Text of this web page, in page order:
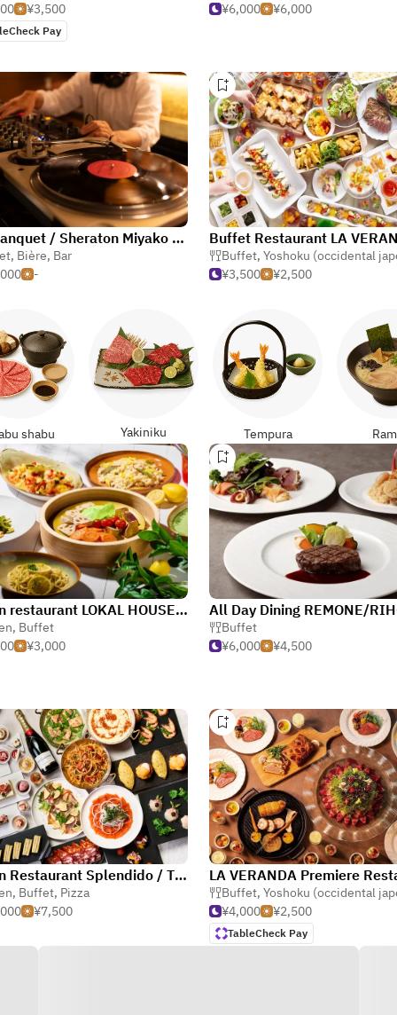
¥3,500
Pay
¥6,000
¥6,000
Sky Banquet / Sheraton Miyako Hotel Osaka
, Bière, Bar
-
Buffet Restaurant LA
Buffet, Yoshoku (occidental
¥3,500
¥2,500
shabu Yakiniku Tempura
Italian restaurant LOKAL HOUSE at “voco Osaka Central by IHG”
, Buffet
¥3,000
Buffet
¥6,000
¥4,500
Italian Restaurant Splendido / The Ritz-Carlton, Osaka
, Buffet, Pizza
¥7,500
Buffet, Yoshoku (occidental
¥4,000
¥2,500
TableCheck Pay